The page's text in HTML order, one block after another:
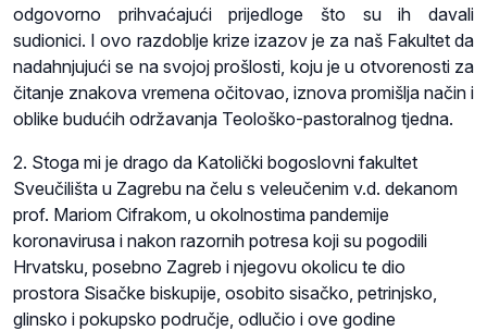
odgovorno prihvaćajući prijedloge što su ih davali
sudionici. I ovo razdoblje krize izazov je za naš Fakultet da
nadahnjujući se na svojoj prošlosti, koju je u otvorenosti za
čitanje znakova vremena očitovao, iznova promišlja način i
oblike budućih održavanja Teološko-pastoralnog tjedna.
2. Stoga mi je drago da Katolički bogoslovni fakultet
Sveučilišta u Zagrebu na čelu s veleučenim v.d. dekanom
prof. Mariom Cifrakom, u okolnostima pandemije
koronavirusa i nakon razornih potresa koji su pogodili
Hrvatsku, posebno Zagreb i njegovu okolicu te dio
prostora Sisačke biskupije, osobito sisačko, petrinjsko,
glinsko i pokupsko područje, odlučio i ove godine